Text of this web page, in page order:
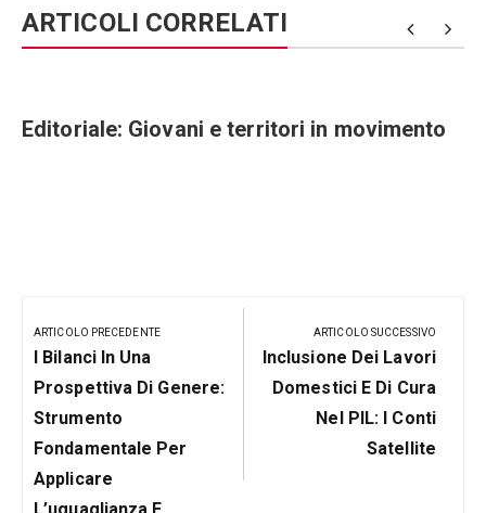
ARTICOLI CORRELATI
Editoriale: Giovani e territori in movimento
articoli
ARTICOLO PRECEDENTE
Articolo
Precedente:
I Bilanci In Una
Prospettiva Di Genere:
Strumento
Fondamentale Per
Applicare
ARTICOLO SUCCESSIVO
Prossimo
Post
Inclusione Dei Lavori
Domestici E Di Cura
Nel PIL: I Conti
Satellite